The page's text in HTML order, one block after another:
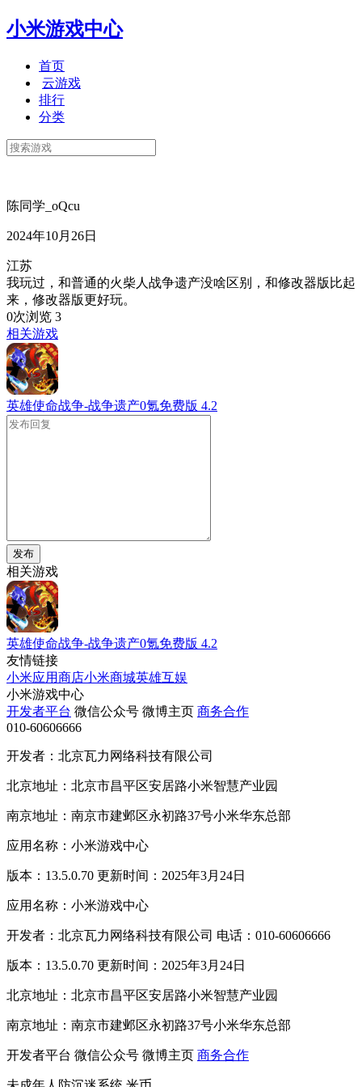
小米游戏中心
首页
云游戏
排行
分类
陈同学_oQcu
2024年10月26日
江苏
我玩过，和普通的火柴人战争遗产没啥区别，和修改器版比起
来，修改器版更好玩。
0次浏览 3
相关游戏
英雄使命战争-战争遗产0氪免费版 4.2
发布
相关游戏
英雄使命战争-战争遗产0氪免费版 4.2
友情链接
小米应用商店小米商城英雄互娱
小米游戏中心
开发者平台 微信公众号 微博主页 商务合作
010-60606666
开发者：北京瓦力网络科技有限公司
北京地址：北京市昌平区安居路小米智慧产业园
南京地址：南京市建邺区永初路37号小米华东总部
应用名称：小米游戏中心
版本：13.5.0.70 更新时间：2025年3月24日
应用名称：小米游戏中心
开发者：北京瓦力网络科技有限公司 电话：010-60606666
版本：13.5.0.70 更新时间：2025年3月24日
北京地址：北京市昌平区安居路小米智慧产业园
南京地址：南京市建邺区永初路37号小米华东总部
开发者平台 微信公众号 微博主页 商务合作